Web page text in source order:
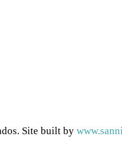
Site built by